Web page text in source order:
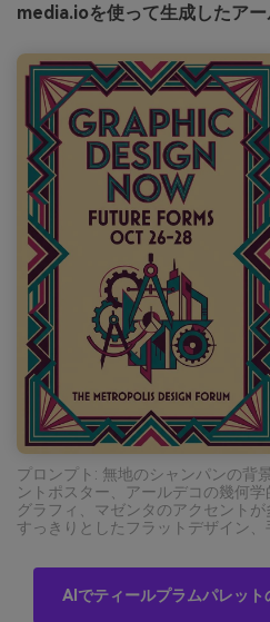
media.ioを使って生成したア
プロンプト: 無地のシャンパンの背
ントポスター、アールデコの幾何
グラフィ、マゼンタのアクセントが
すっきりとしたフラットデザイン
AIでティールプラムパレッ